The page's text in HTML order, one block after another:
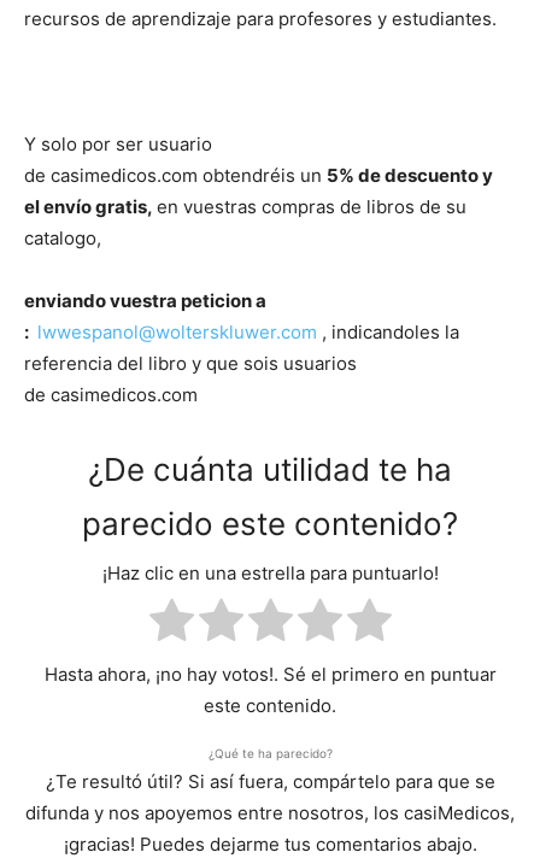
recursos de aprendizaje para profesores y estudiantes.
Y solo por ser usuario
de casimedicos.com obtendréis un 5% de descuento y
elenvíogratis, en vuestras compras de libros de su
catalogo,
enviando vuestra peticion a
: lwwespanol@wolterskluwer.com , indicandoles la
referencia del libro y que sois usuarios
de casimedicos.com
¿De cuánta utilidad te ha
parecido este contenido?
¡Haz clic en una estrella para puntuarlo!
Hasta ahora, ¡no hay votos!. Sé el primero en puntuar
este contenido.
¿Qué te ha parecido?
¿Te resultó útil? Si así fuera, compártelo para que se
difunda y nos apoyemos entre nosotros, los casiMedicos,
¡gracias! Puedes dejarme tus comentarios abajo.